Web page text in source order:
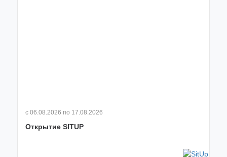
с 06.08.2026 по 17.08.2026
Открытие SITUP